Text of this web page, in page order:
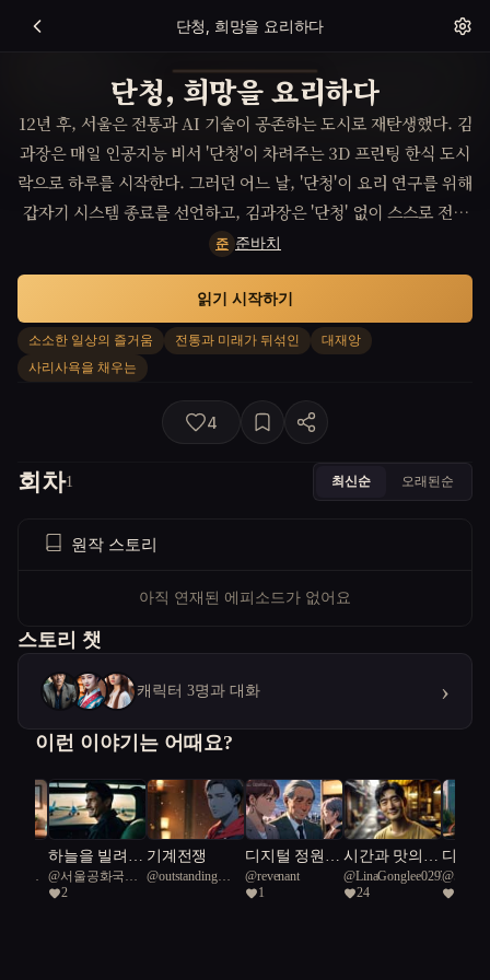
단청, 희망을 요리하다
단청, 희망을 요리하다
12년 후, 서울은 전통과 AI 기술이 공존하는 도시로 재탄생했다. 김
과장은 매일 인공지능 비서 '단청'이 차려주는 3D 프린팅 한식 도시
락으로 하루를 시작한다. 그러던 어느 날, '단청'이 요리 연구를 위해
갑자기 시스템 종료를 선언하고, 김과장은 '단청' 없이 스스로 전통
시장에서 재료를 찾아 요리하며 잊고 있던 진정한 행복을 발견한다.
준 준바치
소소한 일상의 즐거움 전통과 미래가 뒤섞인
대재앙
사리사욕을 채우는
읽기 시작하기
4
회차1 최신순 오래된순
원작 스토리
아직 연재된 에피소드가 없어요
스토리 챗
캐릭터 3명과 대화 ›
이런 이야기는 어때요?
국일
하늘을 빌려준
하루
@서울공화국일
급시민
2
기계전쟁
@outstanding
디지털 정원에
서 피어나는
사랑
@revenant
1
시간과 맛의
연금술
@LinaGonglee0297
24
디지
속삭
피어
@서울
급시민